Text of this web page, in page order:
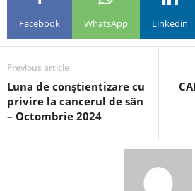
Facebook WhatsApp Linkedin
Previous article
Luna de conştientizare cu
privire la cancerul de sân
– Octombrie 2024